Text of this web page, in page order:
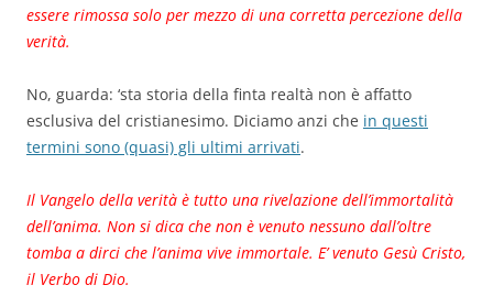
essere rimossa solo per mezzo di una corretta percezione della
verità.
No, guarda: ‘sta storia della finta realtà non è affatto
esclusiva del cristianesimo. Diciamo anzi che in questi
termini sono (quasi) gli ultimi arrivati.
Il Vangelo della verità è tutto una rivelazione dell’immortalità
dell’anima. Non si dica che non è venuto nessuno dall’oltre
tomba a dirci che l’anima vive immortale. E’ venuto Gesù Cristo,
il Verbo di Dio.